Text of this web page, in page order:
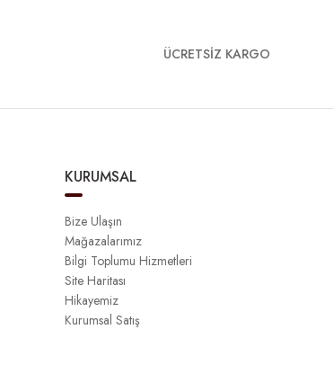
ÜCRETSİZ KARGO
KURUMSAL
Bize Ulaşın
Mağazalarımız
Bilgi Toplumu Hizmetleri
Site Haritası
Hikayemiz
Kurumsal Satış